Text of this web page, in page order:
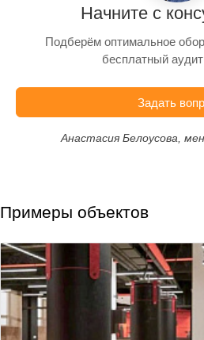
Начните с
Подберём оптимальное
бесплатный аудит
Задать
Анастасия Белоусова,
Примеры объектов